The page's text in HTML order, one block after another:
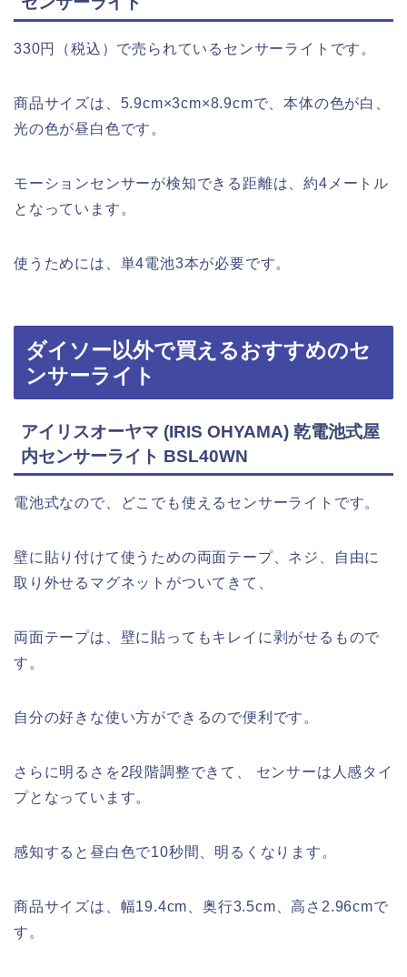
330円（税込）で売られているセンサーライトです。
商品サイズは、5.9cm×3cm×8.9cmで、本体の色が白、
光の色が昼白色です。
モーションセンサーが検知できる距離は、約4メートル
となっています。
使うためには、単4電池3本が必要です。
ダイソー以外で買えるおすすめのセ
ンサーライト
アイリスオーヤマ (IRIS OHYAMA) 乾電池式屋
内センサーライト BSL40WN
電池式なので、どこでも使えるセンサーライトです。
壁に貼り付けて使うための両面テープ、ネジ、自由に
取り外せるマグネットがついてきて、
両面テープは、壁に貼ってもキレイに剥がせるもので
す。
自分の好きな使い方ができるので便利です。
さらに明るさを2段階調整できて、 センサーは人感タイ
プとなっています。
感知すると昼白色で10秒間、明るくなります。
商品サイズは、幅19.4cm、奥行3.5cm、高さ2.96cmで
す。